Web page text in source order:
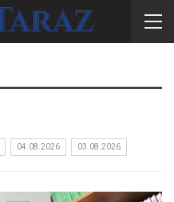
04.08.2026 03.08.2026